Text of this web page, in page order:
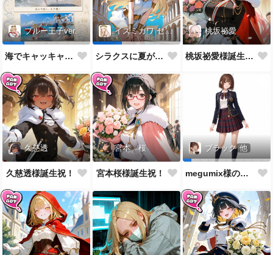
ブルー王子ver.
海でキャッキャウフフするやつ
イズミカワ セリヌンver.
シラクスに夏がやってきたぜ！
桃坂祕愛
桃坂祕愛様誕生祝！
久慈透
久慈透様誕生祝！
宮本 桜
宮本桜様誕生祝！
ブラック 他
megumix様の英国風制服をお借りしてきた